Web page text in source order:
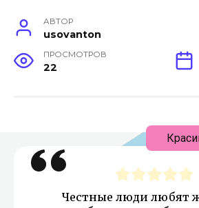
АВТОР
usovanton
ПРОСМОТРОВ
22
Честные люди любят